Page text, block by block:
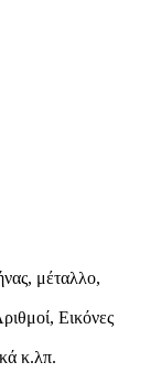
μέταλλο,
Εικόνες
κ.λπ.